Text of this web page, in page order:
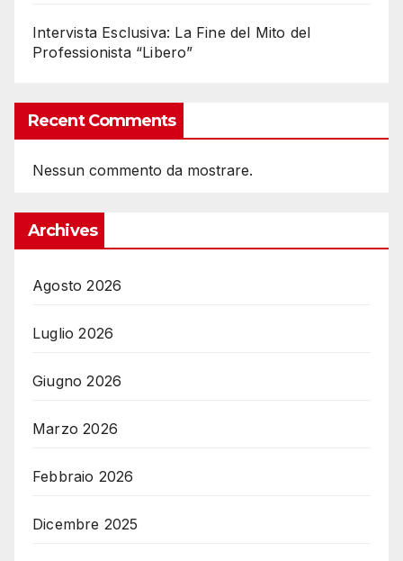
Intervista Esclusiva: La Fine del Mito del
Professionista “Libero”
Recent Comments
Nessun commento da mostrare.
Archives
Agosto 2026
Luglio 2026
Giugno 2026
Marzo 2026
Febbraio 2026
Dicembre 2025